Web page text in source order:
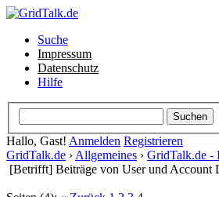
Suche
Impressum
Datenschutz
Hilfe
Hallo, Gast! Anmelden Registrieren
GridTalk.de › Allgemeines › GridTalk.de -
[Betrifft] Beiträge von User und Account